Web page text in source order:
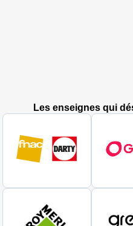
Les enseignes qui